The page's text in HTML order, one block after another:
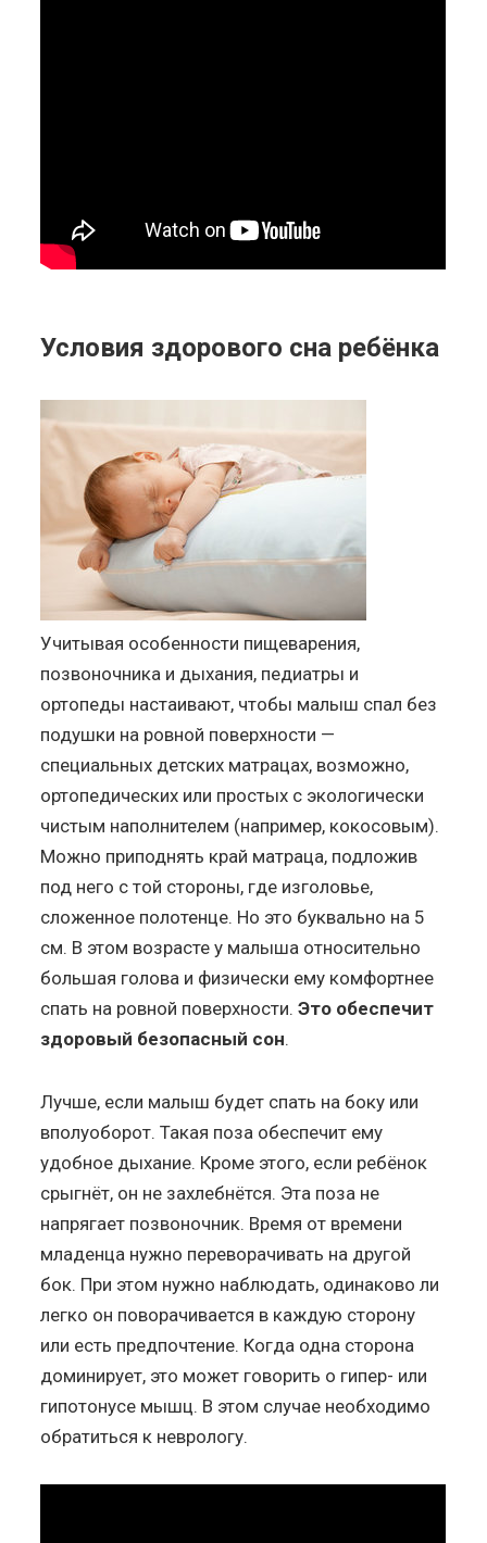
Условия здорового сна ребёнка
Учитывая особенности пищеварения,
позвоночника и дыхания, педиатры и
ортопеды настаивают, чтобы малыш спал без
подушки на ровной поверхности —
специальных детских матрацах, возможно,
ортопедических или простых с экологически
чистым наполнителем (например, кокосовым).
Можно приподнять край матраца, подложив
под него с той стороны, где изголовье,
сложенное полотенце. Но это буквально на 5
см. В этом возрасте у малыша относительно
большая голова и физически ему комфортнее
спать на ровной поверхности.Это обеспечит
здоровый безопасный сон.
Лучше, если малыш будет спать на боку или
вполуоборот. Такая поза обеспечит ему
удобное дыхание. Кроме этого, если ребёнок
срыгнёт, он не захлебнётся. Эта поза не
напрягает позвоночник. Время от времени
младенца нужно переворачивать на другой
бок. При этом нужно наблюдать, одинаково ли
легко он поворачивается в каждую сторону
или есть предпочтение. Когда одна сторона
доминирует, это может говорить о гипер- или
гипотонусе мышц. В этом случае необходимо
обратиться к неврологу.